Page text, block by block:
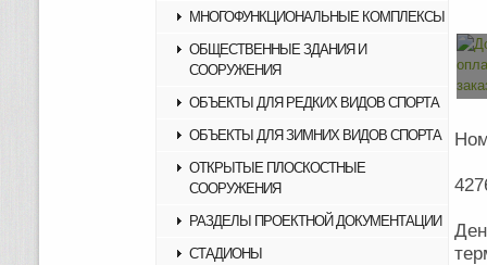
МНОГОФУНКЦИОНАЛЬНЫЕ КОМПЛЕКСЫ
ОБЩЕСТВЕННЫЕ ЗДАНИЯ И
СООРУЖЕНИЯ
ОБЪЕКТЫ ДЛЯ РЕДКИХ ВИДОВ СПОРТА
ОБЪЕКТЫ ДЛЯ ЗИМНИХ ВИДОВ СПОРТА
ОТКРЫТЫЕ ПЛОСКОСТНЫЕ
СООРУЖЕНИЯ
РАЗДЕЛЫ ПРОЕКТНОЙ ДОКУМЕНТАЦИИ
СТАДИОНЫ